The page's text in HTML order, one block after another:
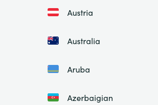
Austria
Australia
Aruba
Azerbaigian